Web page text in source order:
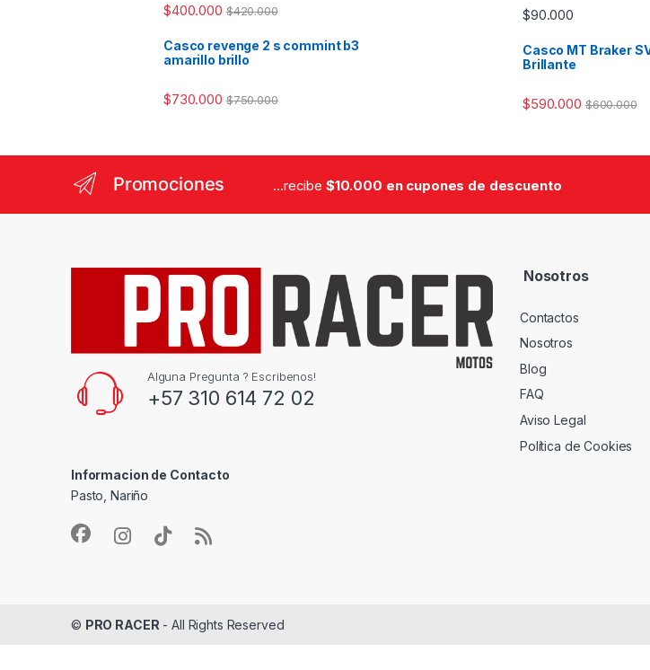
$400.000 $420.000
Casco revenge 2 s commint b3
amarillo brillo
$730.000 $750.000
$90.000
Casco MT Braker
Brillante
$590.000 $600.000
Promociones ...recibe $10.000 en cupones de descuento
Alguna Pregunta ? Escribenos!
+57 310 614 72 02
Informacion de Contacto
Pasto, Nariño
Nosotros
Contactos
Nosotros
Blog
FAQ
Aviso Legal
Política de Cookies
© PRO RACER - All Rights Reserved